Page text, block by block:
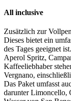
All inclusive
Zusätzlich zur
Dieses bietet ein
des Tages geeignet
Aperol Spritz,
Kaffeeliebhaber
Vergnano,
Das Paket umfasst
darunter Limoncello,